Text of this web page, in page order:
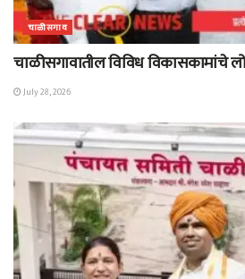
चाळीसगाव
चाळीसगावातील विविध विकासकामांचे
July 28, 2026